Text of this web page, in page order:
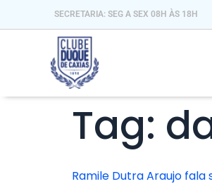
SECRETARIA: SEG A SEX 08H ÀS 18H
Tag:
Ramile Dutra Araujo